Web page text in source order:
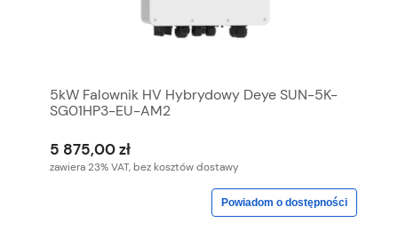
5kW Falownik HV Hybrydowy Deye SUN-5K-
SG01HP3-EU-AM2
5 875,00 zł
zawiera 23% VAT, bez kosztów dostawy
Powiadom o dostępności